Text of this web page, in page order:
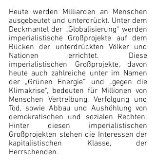
Heute werden Milliarden an Menschen
ausgebeutet und unterdrückt. Unter dem
Deckmantel der „Globalisierung“ werden
imperialistische Großprojekte auf dem
Rücken der unterdrückten Völker und
Nationen errichtet. Diese
imperialistischen Großprojekte, davon
heute auch zahlreiche unter im Namen
der „Grünen Energie“ und „gegen die
Klimakrise“, bedeuten für Millionen von
Menschen Vertreibung, Verfolgung und
Tod, sowie Abbau und Aushöhlung von
demokratischen und sozialen Rechten.
Hinter diesen imperialistischen
Großprojekten stehen die Interessen der
kapitalistischen Klasse, der
Herrschenden.